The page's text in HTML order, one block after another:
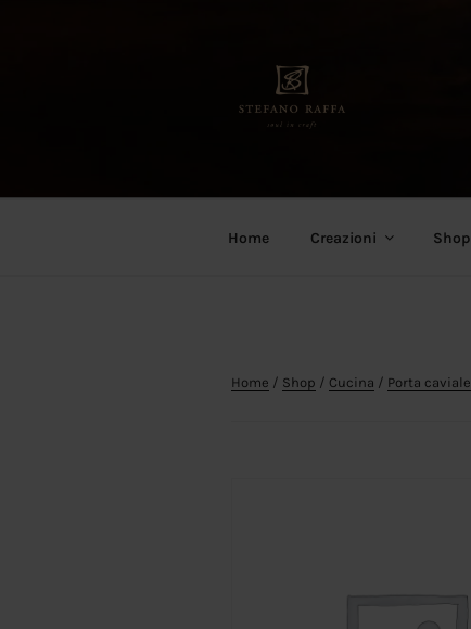
Home Creazioni Shop
Home / Shop / Cucina / Porta caviale